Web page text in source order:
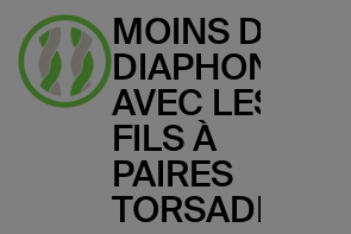
MOINS DE
DIAPHONIE
AVEC LES
FILS À
PAIRES
TORSADÉES